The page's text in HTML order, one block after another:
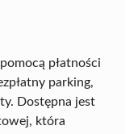
płatności
parking,
Dostępna jest
która